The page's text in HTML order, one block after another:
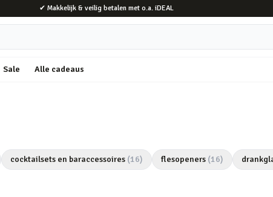
✔ Makkelijk & veilig betalen met o.a. iDEAL
Sale Alle cadeaus
cocktailsets en baraccessoires (16) flesopeners (16)